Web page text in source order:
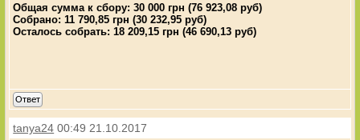
Общая сумма к сбору: 30 000 грн (76 923,08 руб)
Собрано: 11 790,85 грн (30 232,95 руб)
Осталось собрать: 18 209,15 грн (46 690,13 руб)
Ответ
tanya24 00:49 21.10.2017